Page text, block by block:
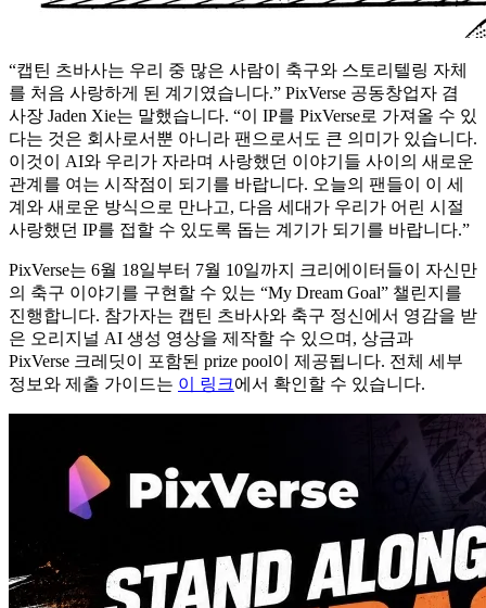
“캡틴 츠바사는 우리 중 많은 사람이 축구와 스토리텔링 자체
를 처음 사랑하게 된 계기였습니다.” PixVerse 공동창업자 겸
사장 Jaden Xie는 말했습니다. “이 IP를 PixVerse로 가져올 수 있
다는 것은 회사로서뿐 아니라 팬으로서도 큰 의미가 있습니다.
이것이 AI와 우리가 자라며 사랑했던 이야기들 사이의 새로운
관계를 여는 시작점이 되기를 바랍니다. 오늘의 팬들이 이 세
계와 새로운 방식으로 만나고, 다음 세대가 우리가 어린 시절
사랑했던 IP를 접할 수 있도록 돕는 계기가 되기를 바랍니다.”
PixVerse는 6월 18일부터 7월 10일까지 크리에이터들이 자신만
의 축구 이야기를 구현할 수 있는 “My Dream Goal” 챌린지를
진행합니다. 참가자는 캡틴 츠바사와 축구 정신에서 영감을 받
은 오리지널 AI 생성 영상을 제작할 수 있으며, 상금과
PixVerse 크레딧이 포함된 prize pool이 제공됩니다. 전체 세부
정보와 제출 가이드는 이 링크에서 확인할 수 있습니다.